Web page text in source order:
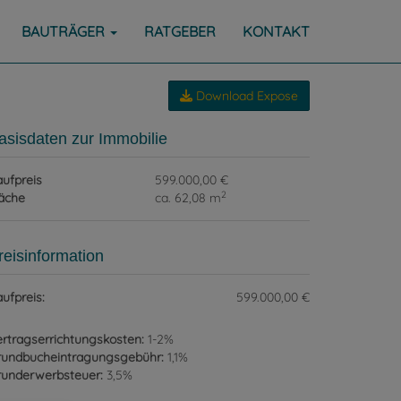
BAUTRÄGER RATGEBER KONTAKT
Download Expose
zur Immobilie
599.000,00 €
ca. 62,08 m2
599.000,00 €
1-2%
1,1%
3,5%